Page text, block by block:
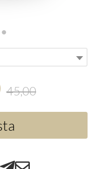
45,00